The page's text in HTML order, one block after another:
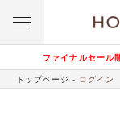
ファイナルセール
トップページ ログイン